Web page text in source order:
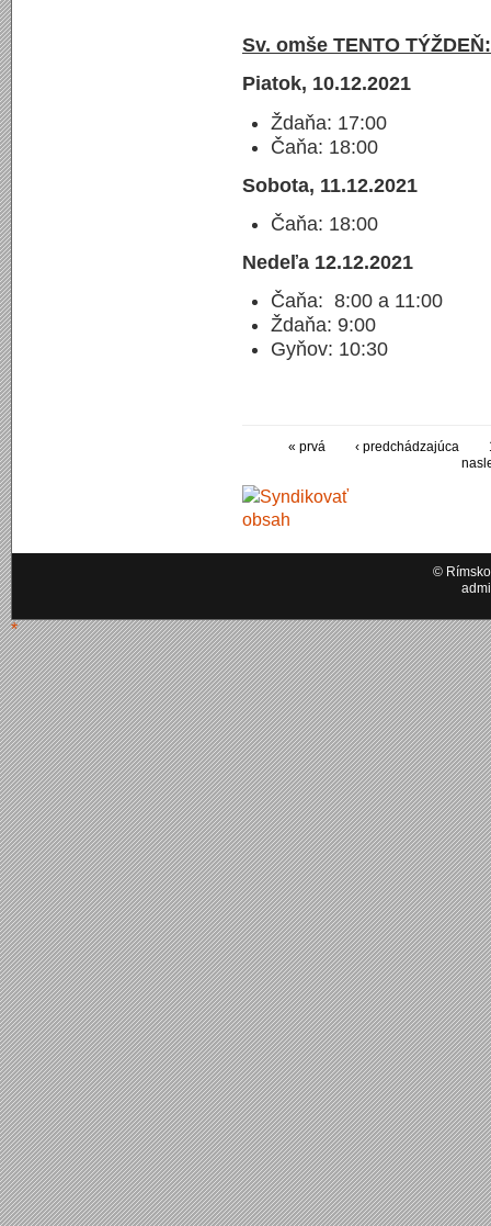
Sv. omše TENTO TÝŽDEŇ:
Piatok, 10.12.2021
Ždaňa: 17:00
Čaňa: 18:00
Sobota, 11.12.2021
Čaňa: 18:00
Nedeľa 12.12.2021
Čaňa: 8:00 a 11:00
Ždaňa: 9:00
Gyňov: 10:30
« prvá ‹ predchádzajúca
©
*